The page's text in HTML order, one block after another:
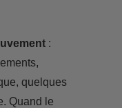
:
quelques
Quand le